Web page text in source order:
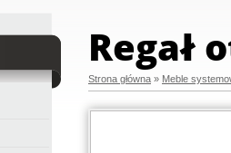
Regał
Strona główna » Meble